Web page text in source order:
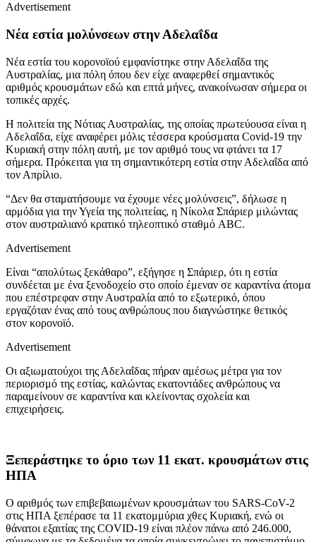
Advertisement
Νέα εστία μολύνσεων στην Αδελαΐδα
Νέα εστία του κορονοϊού εμφανίστηκε στην Αδελαΐδα της
Αυστραλίας, μια πόλη όπου δεν είχε αναφερθεί σημαντικός
αριθμός κρουσμάτων εδώ και επτά μήνες, ανακοίνωσαν σήμερα οι
τοπικές αρχές.
Η πολιτεία της Νότιας Αυστραλίας, της οποίας πρωτεύουσα είναι η
Αδελαΐδα, είχε αναφέρει μόλις τέσσερα κρούσματα Covid-19 την
Κυριακή στην πόλη αυτή, με τον αριθμό τους να φτάνει τα 17
σήμερα. Πρόκειται για τη σημαντικότερη εστία στην Αδελαΐδα από
τον Απρίλιο.
“Δεν θα σταματήσουμε να έχουμε νέες μολύνσεις”, δήλωσε η
αρμόδια για την Υγεία της πολιτείας, η Νίκολα Σπάριερ μιλώντας
στον αυστραλιανό κρατικό τηλεοπτικό σταθμό ABC.
Advertisement
Είναι “απολύτως ξεκάθαρο”, εξήγησε η Σπάριερ, ότι η εστία
συνδέεται με ένα ξενοδοχείο στο οποίο έμεναν σε καραντίνα άτομα
που επέστρεφαν στην Αυστραλία από το εξωτερικό, όπου
εργαζόταν ένας από τους ανθρώπους που διαγνώστηκε θετικός
στον κορονοϊό.
Advertisement
Οι αξιωματούχοι της Αδελαΐδας πήραν αμέσως μέτρα για τον
περιορισμό της εστίας, καλώντας εκατοντάδες ανθρώπους να
παραμείνουν σε καραντίνα και κλείνοντας σχολεία και
επιχειρήσεις.
Ξεπεράστηκε το όριο των 11 εκατ. κρουσμάτων στις
ΗΠΑ
Ο αριθμός των επιβεβαιωμένων κρουσμάτων του SARS-CoV-2
στις ΗΠΑ ξεπέρασε τα 11 εκατομμύρια χθες Κυριακή, ενώ οι
θάνατοι εξαιτίας της COVID-19 είναι πλέον πάνω από 246.000,